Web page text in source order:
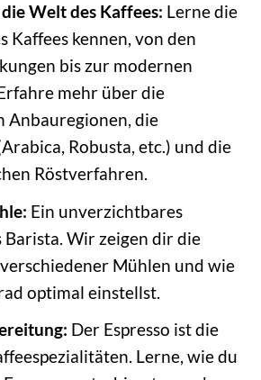
Welt des Kaffees: Lerne die
Kaffees kennen, von den
bis zur modernen
mehr über die
Anbauregionen, die
Robusta, etc.) und die
Röstverfahren.
Ein unverzichtbares
Barista. Wir zeigen dir die
Mühlen und wie
optimal einstellst.
Der Espresso ist die
Lerne, wie du